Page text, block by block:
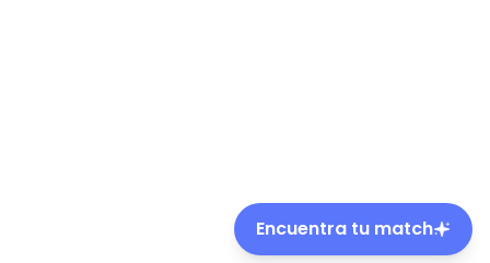
Encuentra tu match